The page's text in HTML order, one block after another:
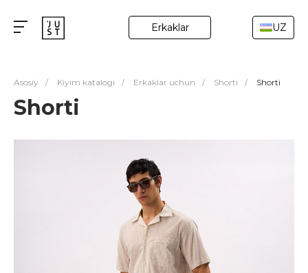
Erkaklar UZ
Asosiy / Kiyim katalogi / Erkaklar uchun / Shorti / Shorti
Shorti